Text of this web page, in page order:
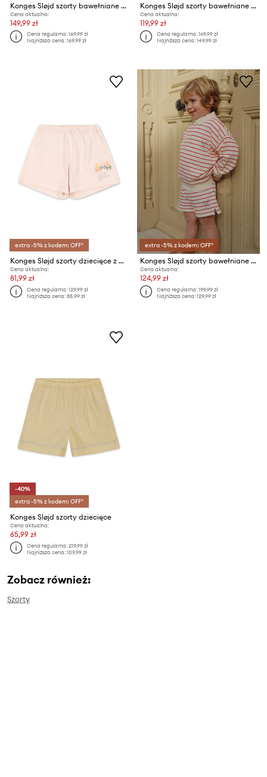
Konges Sløjd szorty bawełniane dziecięce SPOTTY SWEAT SHORTS GOTS
Cena aktualna:
149,99 zł
Cena regularna:169,99 zł
Najniższa cena:169,99 zł
Konges Sløjd szorty bawełniane dziecięce SPOTTY SWEAT SHORTS GOTS
Cena aktualna:
119,99 zł
Cena regularna:169,99 zł
Najniższa cena:149,99 zł
extra -5% z kodem: OFF*
Konges Sløjd szorty dziecięce z bawełną ERA SHORTS OCS
Cena aktualna:
81,99 zł
Cena regularna:129,99 zł
Najniższa cena:85,99 zł
extra -5% z kodem: OFF*
Konges Sløjd szorty bawełniane dziecięce RHW X KS LARGO SHORTS GOTS
Cena aktualna:
124,99 zł
Cena regularna:199,99 zł
Najniższa cena:129,99 zł
-40%
extra -5% z kodem: OFF*
Konges Sløjd szorty dziecięce
Cena aktualna:
65,99 zł
Cena regularna:219,99 zł
Najniższa cena:109,99 zł
Zobacz również:
Szorty